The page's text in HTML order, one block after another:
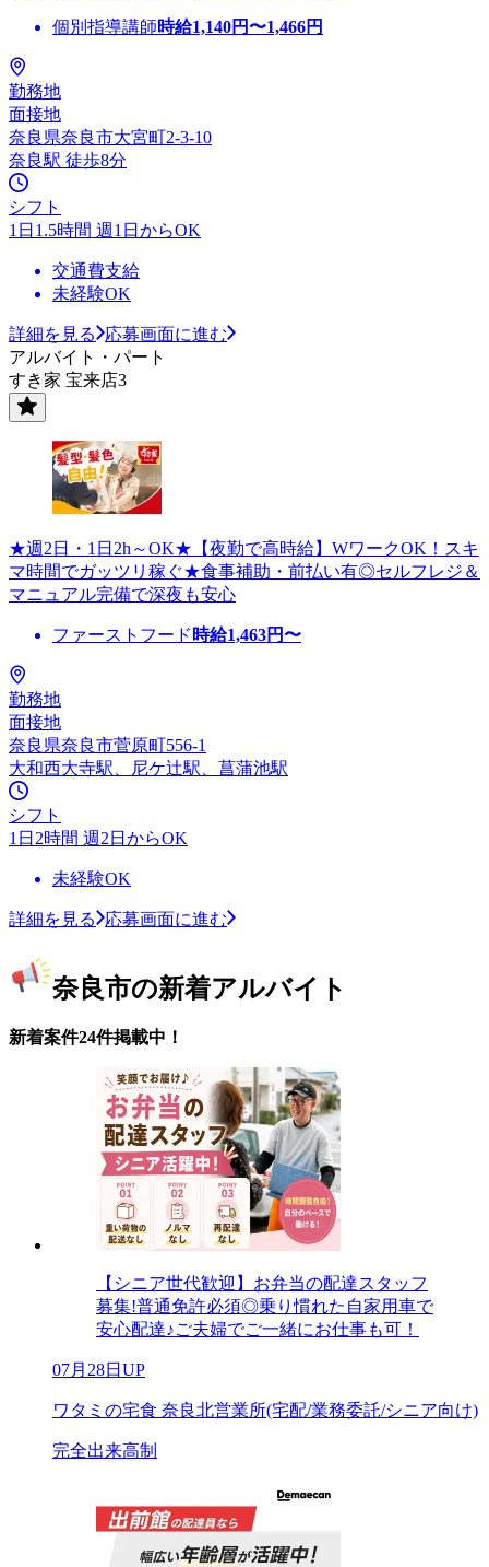
個別指導講師時給1,140円〜1,466円
勤務地
面接地
奈良県奈良市大宮町2-3-10
奈良駅 徒歩8分
シフト
1日1.5時間 週1日からOK
交通費支給
未経験OK
詳細を見る
応募画面に進む
アルバイト・パート
すき家 宝来店3
★週2日・1日2h～OK★【夜勤で高時給】WワークOK！スキ
マ時間でガッツリ稼ぐ★食事補助・前払い有◎セルフレジ＆
マニュアル完備で深夜も安心
ファーストフード 時給1,463円〜
勤務地
面接地
奈良県奈良市菅原町556-1
大和西大寺駅、尼ケ辻駅、菖蒲池駅
シフト
1日2時間 週2日からOK
未経験OK
詳細を見る 応募画面に進む
奈良市の新着アルバイト
新着案件24件掲載中！
【シニア世代歓迎】お弁当の配達スタッフ
募集!普通免許必須◎乗り慣れた自家用車で
安心配達♪ご夫婦でご一緒にお仕事も可！
07月28日UP
ワタミの宅食 奈良北営業所(宅配/業務委託/シニア向け)
完全出来高制